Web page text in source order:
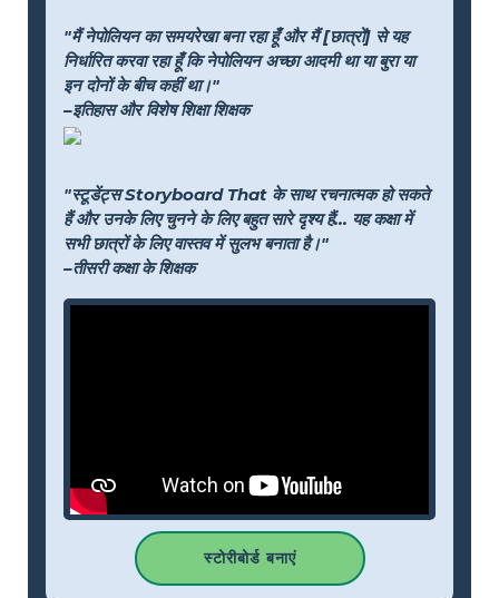
"मैं नेपोलियन का समयरेखा बना रहा हूँ और मैं [छात्रों] से यह
निर्धारित करवा रहा हूँ कि नेपोलियन अच्छा आदमी था या बुरा या
इन दोनों के बीच कहीं था।"
–इतिहास और विशेष शिक्षा शिक्षक
"स्टूडेंट्स Storyboard That के साथ रचनात्मक हो सकते
हैं और उनके लिए चुनने के लिए बहुत सारे दृश्य हैं... यह कक्षा में
सभी छात्रों के लिए वास्तव में सुलभ बनाता है।"
–तीसरी कक्षा के शिक्षक
स्टोरीबोर्ड बनाएं